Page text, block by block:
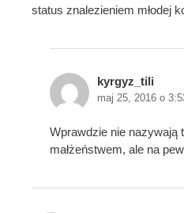
status znalezieniem młodej
kyrgyz_tili
maj 25, 2016 o
Wprawdzie nie nazywają
małżeństwem, ale na